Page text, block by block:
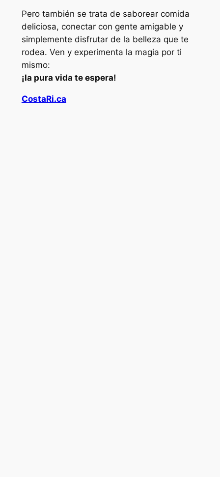
Pero también se trata de saborear comida
deliciosa, conectar con gente amigable y
simplemente disfrutar de la belleza que te
rodea. Ven y experimenta la magia por ti
mismo:
¡la pura vida te espera!
CostaRi.ca